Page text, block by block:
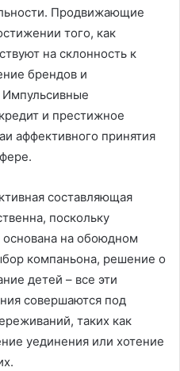
Продвижающие
того, как
на склонность к
брендов и
Импульсивные
и престижное
аффективного принятия
составляющая
поскольку
на обоюдном
компаньона, решение о
детей – все эти
совершаются под
таких как
уединения или хотение